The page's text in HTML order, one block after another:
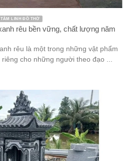
LINH ĐỒ THỜ
rêu bền vững, chất lượng năm
rêu là một trong những vật phẩm
cho những người theo đạo ...